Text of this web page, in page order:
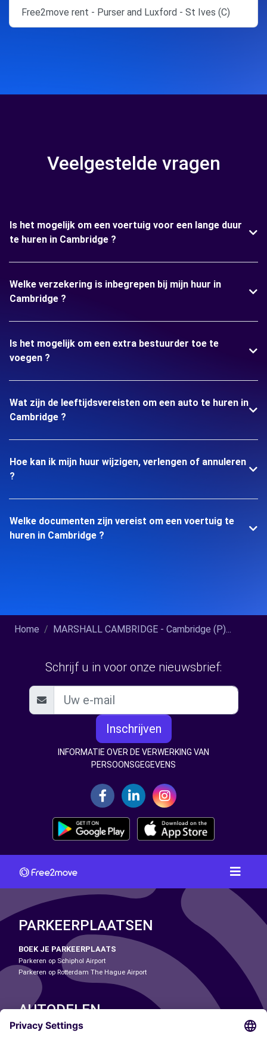
Free2move rent - Purser and Luxford - St Ives (C)
Veelgestelde vragen
Is het mogelijk om een voertuig voor een lange duur
te huren in Cambridge ?
Welke verzekering is inbegrepen bij mijn huur in
Cambridge ?
Is het mogelijk om een extra bestuurder toe te
voegen ?
Wat zijn de leeftijdsvereisten om een auto te huren in
Cambridge ?
Hoe kan ik mijn huur wijzigen, verlengen of annuleren
?
Welke documenten zijn vereist om een voertuig te
huren in Cambridge ?
Home MARSHALL CAMBRIDGE - Cambridge (P)...
Schrijf u in voor onze nieuwsbrief:
Inschrijven
INFORMATIE OVER DE VERWERKING VAN
PERSOONSGEGEVENS
PARKEERPLAATSEN
BOEK JE PARKEERPLAATS
Parkeren op Schiphol Airport
Parkeren op Rotterdam The Hague Airport
AUTODELEN
ONZE STEDEN